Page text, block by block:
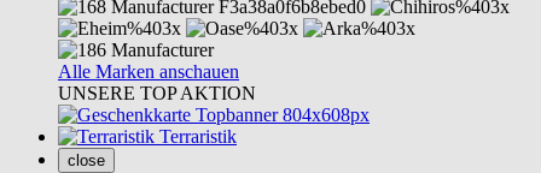
Alle Marken anschauen
UNSERE TOP AKTION
Terraristik
close